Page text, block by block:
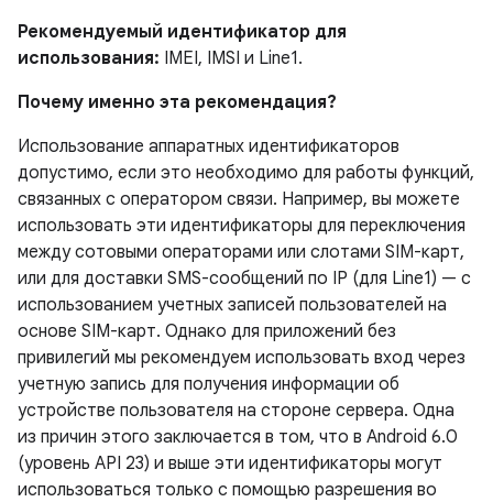
Рекомендуемый идентификатор для
использования: IMEI, IMSI и Line1.
Почему именно эта рекомендация?
Использование аппаратных идентификаторов
допустимо, если это необходимо для работы функций,
связанных с оператором связи. Например, вы можете
использовать эти идентификаторы для переключения
между сотовыми операторами или слотами SIM-карт,
или для доставки SMS-сообщений по IP (для Line1) — с
использованием учетных записей пользователей на
основе SIM-карт. Однако для приложений без
привилегий мы рекомендуем использовать вход через
учетную запись для получения информации об
устройстве пользователя на стороне сервера. Одна
из причин этого заключается в том, что в Android 6.0
(уровень API 23) и выше эти идентификаторы могут
использоваться только с помощью разрешения во